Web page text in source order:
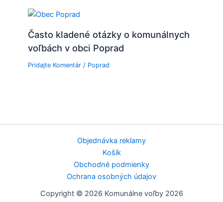
Často kladené otázky o komunálnych
voľbách v obci Poprad
Pridajte Komentár / Poprad
Objednávka reklamy
Košík
Obchodné podmienky
Ochrana osobných údajov
Copyright © 2026 Komunálne voľby 2026